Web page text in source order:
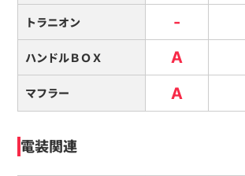
トラニオン -
ハンドルＢＯＸ A
マフラー A
電装関連